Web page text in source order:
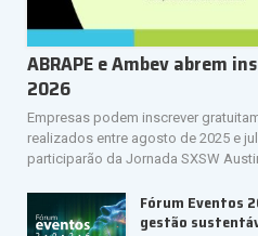
ABRAPE e Ambev abrem
2026
Empresas podem inscrever
realizados entre agosto de 2025 e
participarão da Jornada SXSW
Fórum Eventos
gestão